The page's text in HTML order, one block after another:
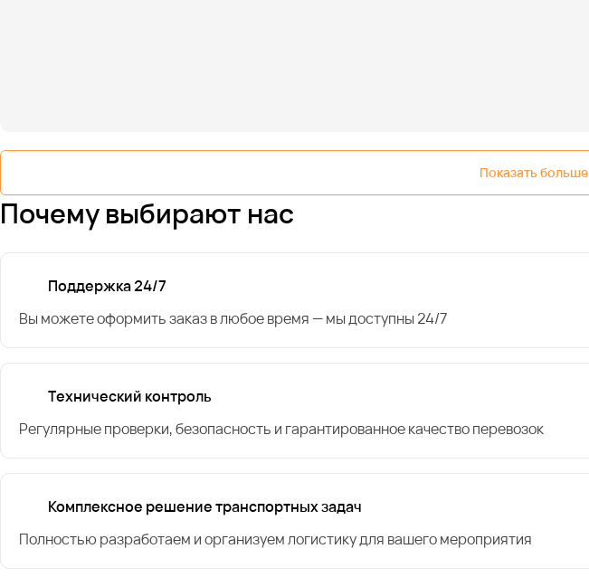
Показать больше
Почему выбирают нас
Поддержка 24/7
Вы можете оформить заказ в любое время — мы доступны 24/7
Технический контроль
Регулярные проверки, безопасность и гарантированное качество перевозок
Комплексное решение транспортных задач
Полностью разработаем и организуем логистику для вашего мероприятия